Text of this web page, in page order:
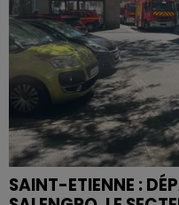
SAINT-ETIENNE :